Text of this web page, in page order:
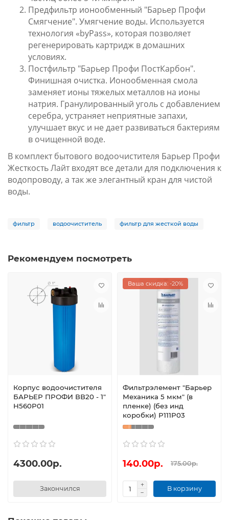
Предфильтр ионообменный "Барьер Профи
Смягчение". Умягчение воды. Используется
технология «byPass», которая позволяет
регенерировать картридж в домашних
условиях.
Постфильтр "Барьер Профи ПостКарбон".
Финишная очистка. Ионообменная смола
заменяет ионы тяжелых металлов на ионы
натрия. Гранулированный уголь с добавлением
серебра, устраняет неприятные запахи,
улучшает вкус и не дает развиваться бактериям
в очищенной воде.
В комплект бытового водоочистителя Барьер Профи
Жесткость Лайт входят все детали для подключения к
водопроводу, а так же элегантный кран для чистой
воды.
фильтр водоочиститель фильтр для жесткой воды
Рекомендуем посмотреть
Корпус водоочистителя
БАРЬЕР ПРОФИ ВВ20 - 1"
Н560Р01
4300.00р.
Закончился
Ваша скидка: -20%
Фильтрэлемент "Барьер
Механика 5 мкм" (в
пленке) (без инд
коробки) Р111Р03
140.00р. 175.00р.
В корзину